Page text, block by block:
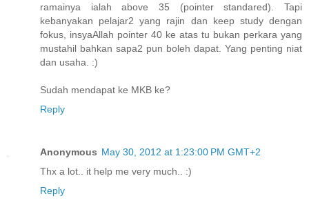
ramainya ialah above 35 (pointer standared). Tapi
kebanyakan pelajar2 yang rajin dan keep study dengan
fokus, insyaAllah pointer 40 ke atas tu bukan perkara yang
mustahil bahkan sapa2 pun boleh dapat. Yang penting niat
dan usaha. :)
Sudah mendapat ke MKB ke?
Reply
Anonymous May 30, 2012 at 1:23:00 PM GMT+2
Thx a lot.. it help me very much.. :)
Reply